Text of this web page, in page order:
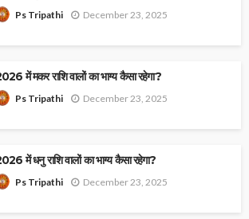
Ps Tripathi December 23, 2025
में मकर राशि वालों का भाग्य कैसा रहेगा?
Ps Tripathi December 23, 2025
में धनु राशि वालों का भाग्य कैसा रहेगा?
Ps Tripathi December 23, 2025